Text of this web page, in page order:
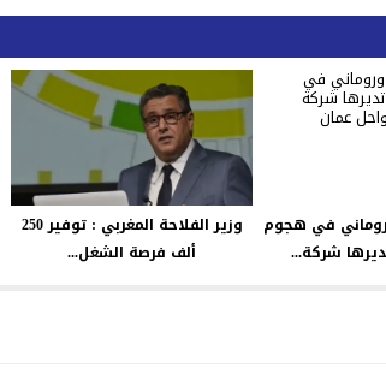
في هجوم
شركة...
وزير الفلاحة المغربي : توفير 250
ألف فرصة الشغل...